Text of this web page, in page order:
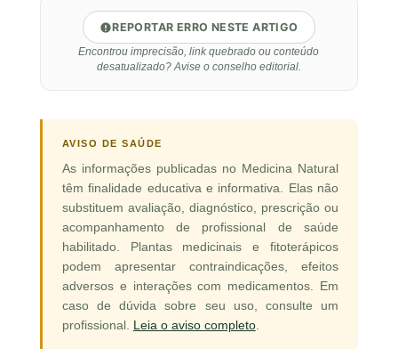
REPORTAR ERRO NESTE ARTIGO
Encontrou imprecisão, link quebrado ou conteúdo
desatualizado? Avise o conselho editorial.
AVISO DE SAÚDE
As informações publicadas no Medicina Natural
têm finalidade educativa e informativa. Elas não
substituem avaliação, diagnóstico, prescrição ou
acompanhamento de profissional de saúde
habilitado. Plantas medicinais e fitoterápicos
podem apresentar contraindicações, efeitos
adversos e interações com medicamentos. Em
caso de dúvida sobre seu uso, consulte um
profissional. Leia o aviso completo.